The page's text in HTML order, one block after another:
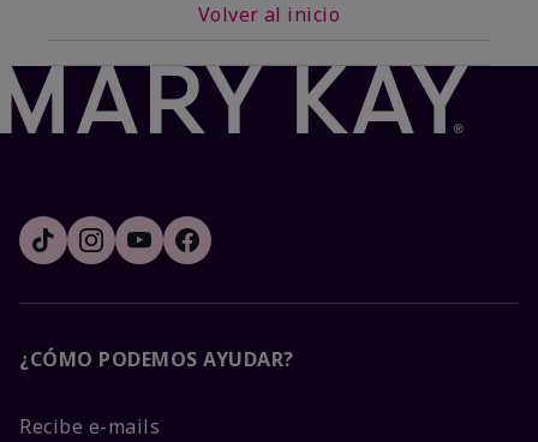
Volver al inicio
¿CÓMO PODEMOS AYUDAR?
Recibe e-mails